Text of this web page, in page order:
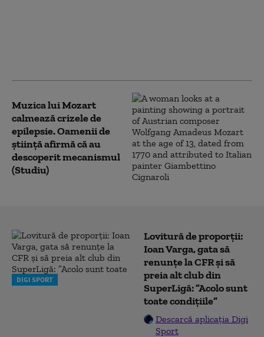
Muzica lui Mozart
calmează crizele de
epilepsie. Oamenii de
știință afirmă că au
descoperit mecanismul
(Studiu)
DIGI SPORT
Lovitură de proporții:
Ioan Varga, gata să
renunțe la CFR și să
preia alt club din
SuperLigă: ”Acolo sunt
toate condițiile”
Descarcă aplicația Digi
Sport